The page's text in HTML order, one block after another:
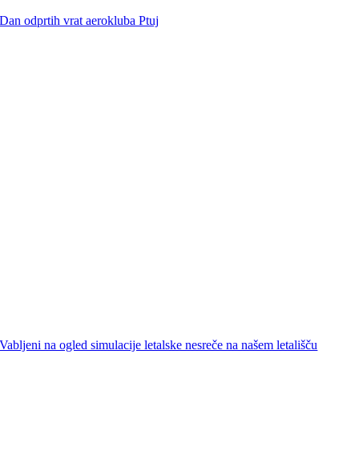
Dan odprtih vrat aerokluba Ptuj
Vabljeni na ogled simulacije letalske nesreče na našem letališču